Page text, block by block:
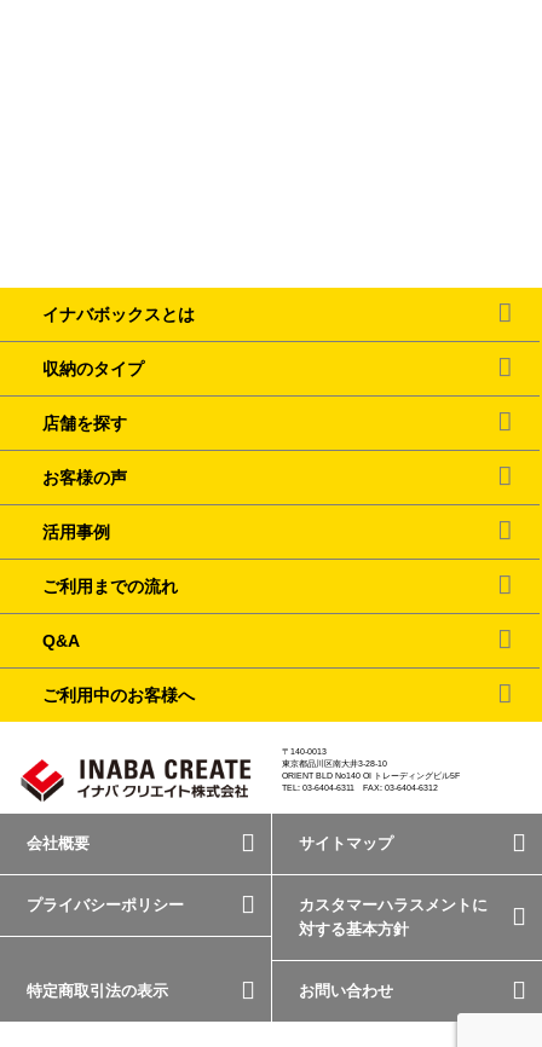
イナバボックスとは
収納のタイプ
店舗を探す
お客様の声
活用事例
ご利用までの流れ
Q&A
ご利用中のお客様へ
〒140-0013
東京都品川区南大井3-28-10
ORIENT BLD No140 OI トレーディングビル5F
TEL: 03-6404-6311 FAX: 03-6404-6312
会社概要 サイトマップ
プライバシーポリシー
カスタマーハラスメントに
対する基本方針
特定商取引法の表示 お問い合わせ